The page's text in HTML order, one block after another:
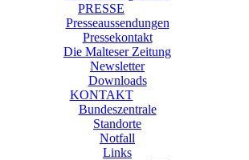
PRESSE
Presseaussendungen
Pressekontakt
Die Malteser Zeitung
Newsletter
Downloads
KONTAKT
Bundeszentrale
Standorte
Notfall
Links